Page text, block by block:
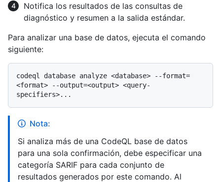
Notifica los resultados de las consultas de
diagnóstico y resumen a la salida estándar.
Para analizar una base de datos, ejecuta el comando
siguiente:
codeql database analyze <database> --format=
<format> --output=<output> <query-
Nota:
Si analiza más de una CodeQL base de datos
para una sola confirmación, debe especificar una
categoría SARIF para cada conjunto de
resultados generados por este comando. Al